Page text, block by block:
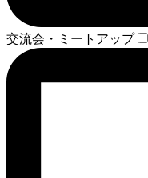
交流会・ミートアップ